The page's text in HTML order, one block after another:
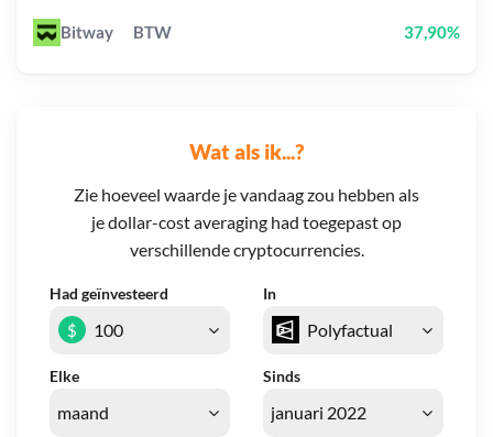
Wat als ik...?
Zie hoeveel waarde je vandaag zou hebben als
je dollar-cost averaging had toegepast op
verschillende cryptocurrencies.
Had geïnvesteerd In
Elke Sinds
$
Bitway BTW 37,90%